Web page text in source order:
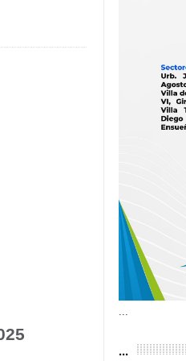
de las violencias
llevaban décadas sin
gracias al Gobierno de
al Galardón de la Mujer
...